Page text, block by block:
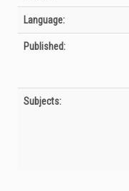
Language:
Published:
Subjects: